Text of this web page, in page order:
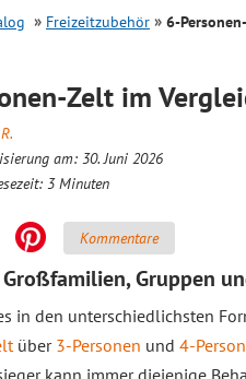
Freizeitzubehör 6-
Zelt im
am: 30. Juni 2026
3 Minuten
Kommentare
Gruppen
in den unterschiedlichsten
über 3-Personen und 4-
kann immer diejenige